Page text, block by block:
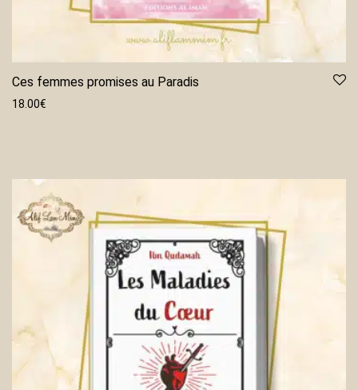
Ces femmes promises au Paradis
18.00€